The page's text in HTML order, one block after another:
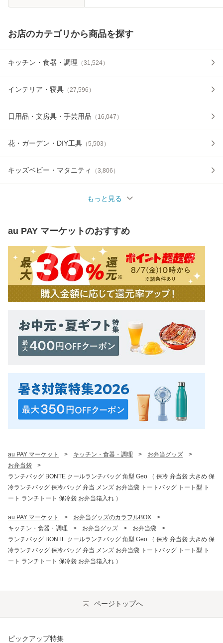
お店のカテゴリから商品を探す
キッチン・食器・調理 （31,524）
インテリア・寝具 （27,596 ）
日用品・文房具・手芸用品 （ 16,047 ）
花・ガーデン・DIY工具 （5,503 ）
キッズベビー・マタニティ （3,806 ）
もっと見る
au PAY マーケットのおすすめ
au PAY マーケット > キッチン・食器・調理 > お弁当グッズ
>
お弁当袋
>
ランチバッグ BONTE クールランチバッグ 角型 Geo （ 保冷 弁当袋 大きめ 保
冷ランチバッグ 保冷バッグ 弁当 メンズ お弁当袋 トートバッグ トート型 ト
ート ランチトート 保冷袋 お弁当箱入れ ）
au PAY マーケット > お弁当グッズのカラフルBOX
>
キッチン・食器・調理
> お弁当グッズ > お弁当袋
>
ランチバッグ BONTE クールランチバッグ 角型 Geo （ 保冷 弁当袋 大きめ 保
冷ランチバッグ 保冷バッグ 弁当 メンズ お弁当袋 トートバッグ トート型 ト
ート ランチトート 保冷袋 お弁当箱入れ ）
ページトップへ
ピックアップ特集